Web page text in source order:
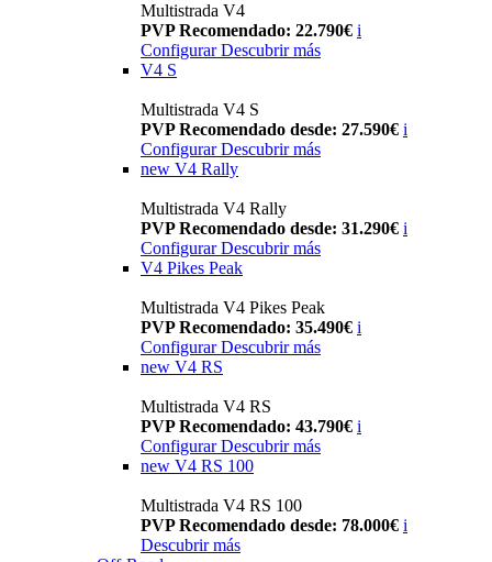
Multistrada V4
PVP Recomendado: 22.790€ i
Configurar Descubrir más
V4 S
Multistrada V4 S
PVP Recomendado desde: 27.590€ i
Configurar Descubrir más
new V4 Rally
Multistrada V4 Rally
PVP Recomendado desde: 31.290€ i
Configurar Descubrir más
V4 Pikes Peak
Multistrada V4 Pikes Peak
PVP Recomendado: 35.490€ i
Configurar Descubrir más
new V4 RS
Multistrada V4 RS
PVP Recomendado: 43.790€ i
ConfigurarDescubrir más
new V4 RS 100
Multistrada V4 RS 100
PVP Recomendado desde: 78.000€ i
Descubrir más